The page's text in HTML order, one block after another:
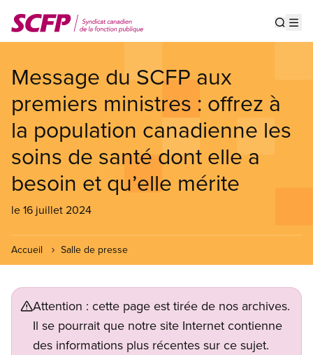
au
contenu
Message du SCFP aux
premiers ministres : offrez à
la population canadienne les
soins de santé dont elle a
besoin et qu’elle mérite
le 16 juillet 2024
Accueil Salle de presse
Attention : cette page est tirée de nos archives.
Il se pourrait que notre site Internet contienne
des informations plus récentes sur ce sujet.